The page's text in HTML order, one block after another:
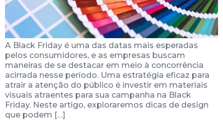
A Black Friday é uma das datas mais esperadas
pelos consumidores, e as empresas buscam
maneiras de se destacar em meio à concorrência
acirrada nesse período. Uma estratégia eficaz para
atrair a atenção do público é investir em materiais
visuais atraentes para sua campanha na Black
Friday. Neste artigo, exploraremos dicas de design
que podem […]